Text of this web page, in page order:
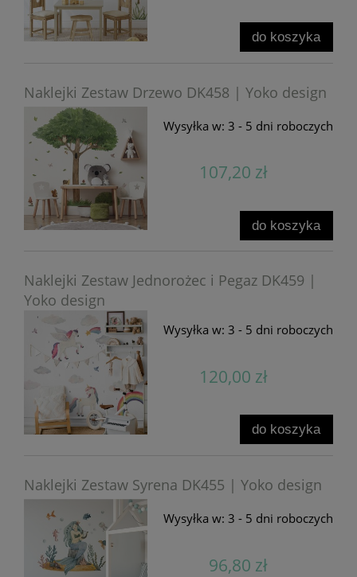
do koszyka
Naklejki Zestaw Drzewo DK458 | Yoko design
Wysyłka w: 3 - 5 dni roboczych
107,20 zł
do koszyka
Naklejki Zestaw Jednorożec i Pegaz DK459 |
Yoko design
Wysyłka w: 3 - 5 dni roboczych
120,00 zł
do koszyka
Naklejki Zestaw Syrena DK455 | Yoko design
Wysyłka w: 3 - 5 dni roboczych
96,80 zł